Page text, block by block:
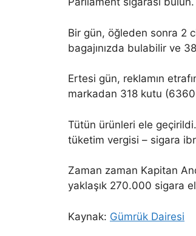
Bir gün, öğleden sonra 2
bagajınızda bulabilir ve
Ertesi gün, reklamın
markadan 318 kutu
Tütün ürünleri ele
tüketim vergisi – sigara
Zaman zaman Kapitan
yaklaşık 270.000 sigara
Kaynak: Gümrük Dairesi